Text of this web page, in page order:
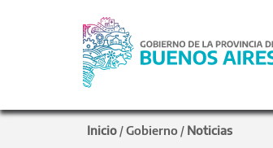
Inicio /Gobierno / Noticias